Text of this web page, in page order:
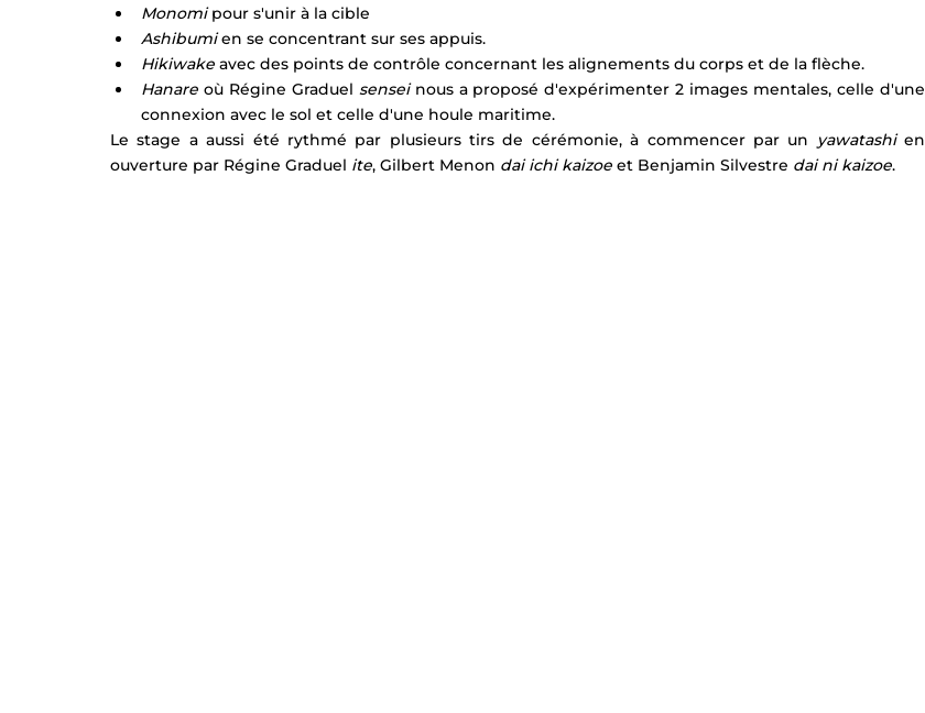
Monomi pour s'unir à la cible
Ashibumi en se concentrant sur ses appuis.
Hikiwake avec des points de contrôle concernant les alignements du corps et de la flèche.
Hanare où Régine Graduel sensei nous a proposé d'expérimenter 2 images mentales, celle d'une
connexion avec le sol et celle d'une houle maritime.
Le stage a aussi été rythmé par plusieurs tirs de cérémonie, à commencer par un
yawatashi en
ouverture par Régine Graduel ite, Gilbert Menon dai ichi kaizoe et Benjamin Silvestre dai ni kaizoe.